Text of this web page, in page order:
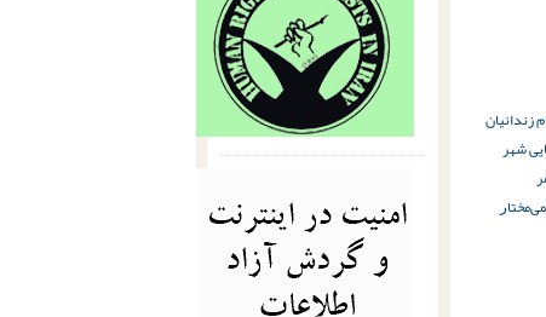
زندانیان
شهر
ﻣﺨﺘﺎﺭ